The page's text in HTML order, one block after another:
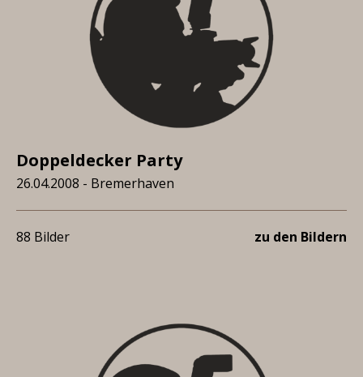
Doppeldecker Party
26.04.2008 - Bremerhaven
88 Bilder zu den Bildern